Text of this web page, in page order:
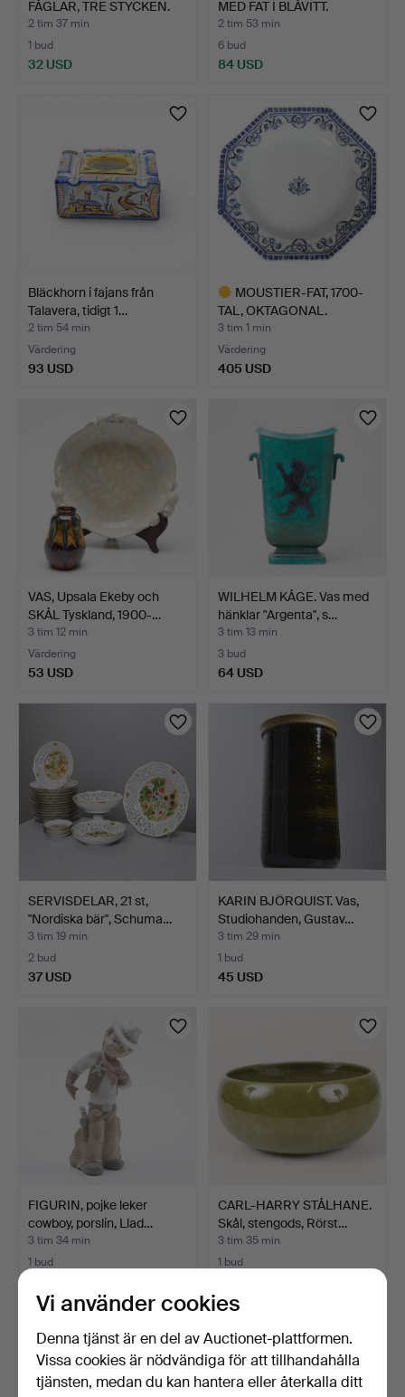
FÅGLAR, TRE STYCKEN.
2 tim 37 min
1 bud
32 USD
MED FAT I BLÅVITT.
2 tim 53 min
6 bud
84 USD
Bläckhorn i fajans från
Talavera, tidigt 1…
2 tim 54 min
Värdering
93 USD
MOUSTIER-FAT, 1700-
TAL, OKTAGONAL.
3 tim 1 min
Värdering
405 USD
VAS, Upsala Ekeby och
SKÅL Tyskland, 1900-…
3 tim 12 min
Värdering
53 USD
WILHELM KÅGE. Vas med
hänklar "Argenta", s…
3 tim 13 min
3 bud
64 USD
SERVISDELAR, 21 st,
"Nordiska bär", Schuma…
3 tim 19 min
2 bud
37 USD
KARIN BJÖRQUIST. Vas,
Studiohanden, Gustav…
3 tim 29 min
1 bud
45 USD
FIGURIN, pojke leker
cowboy, porslin, Llad…
3 tim 34 min
1 bud
CARL-HARRY STÅLHANE.
Skål, stengods, Rörst…
3 tim 35 min
1 bud
Vi använder cookies
Denna tjänst är en del av Auctionet-plattformen.
Vissa cookies är nödvändiga för att tillhandahålla
tjänsten, medan du kan hantera eller återkalla ditt